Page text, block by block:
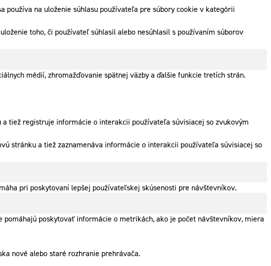
používa na uloženie súhlasu používateľa pre súbory cookie v kategórii
toho, či používateľ súhlasil alebo nesúhlasil s používaním súborov
médií, zhromažďovanie spätnej väzby a ďalšie funkcie tretích strán.
tiež registruje informácie o interakcii používateľa súvisiacej so zvukovým
stránku a tiež zaznamenáva informácie o interakcii používateľa súvisiacej so
pri poskytovaní lepšej používateľskej skúsenosti pre návštevníkov.
poskytovať informácie o metrikách, ako je počet návštevníkov, miera
nové alebo staré rozhranie prehrávača.